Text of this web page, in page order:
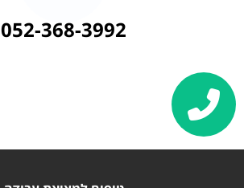
052-368-3992